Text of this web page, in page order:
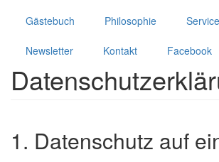
Gästebuch Philosophie Service
Newsletter Kontakt Facebook
1. Datenschutz auf